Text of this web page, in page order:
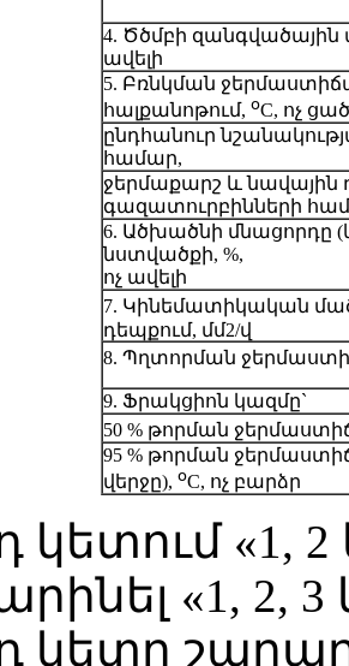
4. Ծծմբի զանգվածային
ավելի
5. Բռնկման
հալքանոթում, օC, ոչ
ընդհանուր
համար,
ջերմաքարշ և նավային
գազատուրբինների
6. Ածխածնի մնացորդը
նստվածքի, %,
ոչ ավելի
7. Կինեմատիկական
դեպքում, մմ2/վ
8. Պղտորման
9. Ֆրակցիոն կազմը`
50 % թորման
95 % թորման
վերջը), օC, ոչ բարձր
կետում «1,
«1, 2,
կետը